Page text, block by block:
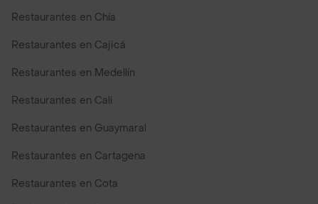
Restaurantes en Chía
Restaurantes en Cajicá
Restaurantes en Medellín
Restaurantes en Cali
Restaurantes en Guaymaral
Restaurantes en Cartagena
Restaurantes en Cota